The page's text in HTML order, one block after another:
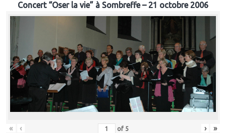
Concert “Oser la vie” à Sombreffe – 21 octobre 2006
« ‹ of 5 › »